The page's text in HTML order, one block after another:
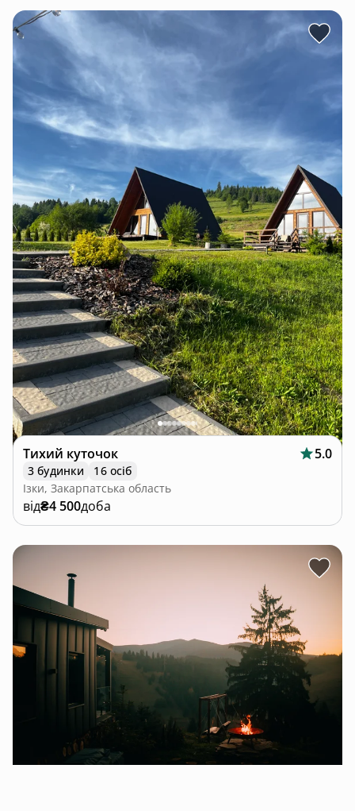
Тихий куточок 5.0
3 будинки
16 осіб
Ізки, Закарпатська область
від₴4 500доба